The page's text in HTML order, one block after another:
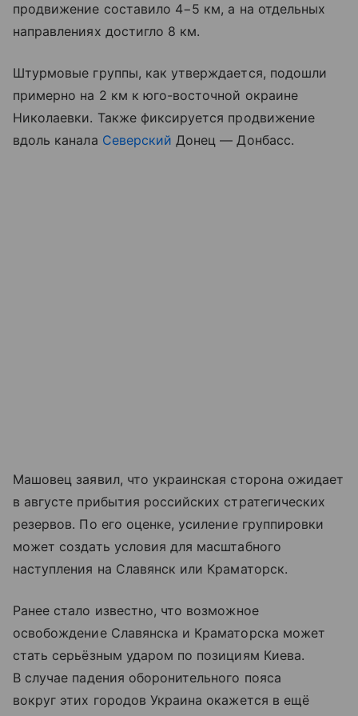
продвижение составило 4−5 км, а на отдельных
направлениях достигло 8 км.
Штурмовые группы, как утверждается, подошли
примерно на 2 км к юго-восточной окраине
Николаевки. Также фиксируется продвижение
вдоль канала Северский Донец — Донбасс.
Машовец заявил, что украинская сторона ожидает
в августе прибытия российских стратегических
резервов. По его оценке, усиление группировки
может создать условия для масштабного
наступления на Славянск или Краматорск.
Ранее стало известно, что возможное
освобождение Славянска и Краматорска может
стать серьёзным ударом по позициям Киева.
В случае падения оборонительного пояса
вокруг этих городов Украина окажется в ещё